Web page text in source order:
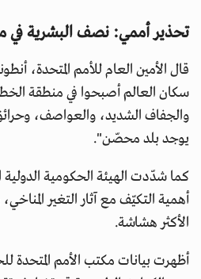
تحذير أممي: نصف البشرية في
قال الأمين العام للأمم المتحدة،
سكان العالم أصبحوا في منطقة
والجفاف الشديد، والعواصف،
يوجد بلد محصّن".
كما شدّدت الهيئة الحكومية الدولية
أهمية التكيّف مع آثار التغير
الأكثر هشاشة.
أظهرت بيانات مكتب الأمم المتحدة